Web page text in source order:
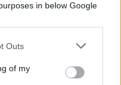
in below Google
Outs
of my
del 2023 è stata la
un
sua cattura.